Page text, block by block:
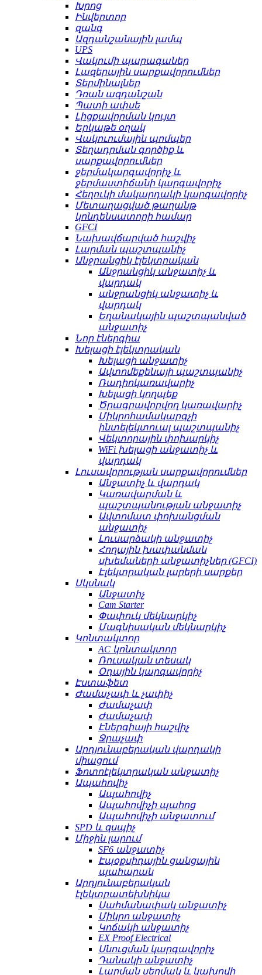
Խրոց
Ինվերտոր
զանգ
Ազդանշանային լամպ
UPS
Վակումի պարագաներ
Լազերային սարքավորումներ
Տերմինալներ
Դռան ազդանշան
Պատի ափսե
Լիցքավորման կույտ
Երկաթե օղակ
Վակուումային պոմպեր
Տեղադրման գործիք և
սարքավորումներ
ջերմակարգավորիչ և
ջերմաստիճանի կարգավորիչ
Հեղուկի մակարդակի կարգավորիչ
Մետաղացված թաղանթ
կոնդենսատորի համար
GFCI
Նախավճարված հաշվիչ
Լարման պաշտպանիչ
Անջրանցիկ էլեկտրական
Անջրանցիկ անջատիչ և
վարդակ
անջրանցիկ անջատիչ և
վարդակ
Եղանակային պաշտպանված
անջատիչ
Նոր էներգիա
Խելացի էլեկտրական
Խելացի անջատիչ
Ավտոմեքենայի պաշտպանիչ
Ռադիոկառավարիչ
Խելացի կողպեք
Ծրագրավորվող կառավարիչ
Միկրոհամակարգչի
ինտելեկտուալ պաշտպանիչ
Վեկտորային փոխարկիչ
WiFi խելացի անջատիչ և
վարդակ
Լուսավորության սարքավորումներ
Անջատիչ և վարդակ
Կառավարման և
պաշտպանության անջատիչ
Ավտոմատ փոխանցման
անջատիչ
Լուսարձակի անջատիչ
Հողային խափանման
սխեմաների անջատիչներ (GFCI)
Էլեկտրական լարերի սարքեր
Սկսնակ
Անջատիչ
Cam Starter
Փափուկ մեկնարկիչ
Մագնիսական մեկնարկիչ
Կոնտակտոր
AC կոնտակտոր
Ռուսական տեսակ
Օդային կարգավորիչ
Էստաֆետ
Ժամաչափ և չափիչ
Ժամաչափ
Ժամաչափ
Էներգիայի հաշվիչ
Ջրաչափ
Արդյունաբերական վարդակի
միացում
Ֆոտոէլեկտրական անջատիչ
Ապահովիչ
Ապահովիչ
Ապահովիչի պահոց
Ապահովիչի անջատում
SPD և զսպիչ
Միջին լարում
SF6 անջատիչ
Էպօքսիդային ցանցային
պահարան
Արդյունաբերական
էլեկտրատեխնիկա
Սահմանափակ անջատիչ
Միկրո անջատիչ
Կոճակի անջատիչ
EX Proof Electrical
Սնուցման կարգավորիչ
Դանակի անջատիչ
Լարման սեղմակ և կախովի